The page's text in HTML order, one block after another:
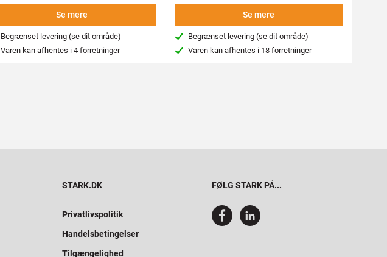
Se mere
Begrænset levering(se dit område)
Varen kan afhentes i4 forretninger
Se mere
Begrænset levering (se dit område)
Varen kan afhentes i 18 forretninger
STARK.DK
Privatlivspolitik
Handelsbetingelser
Tilgængelighed
FØLG STARK PÅ...